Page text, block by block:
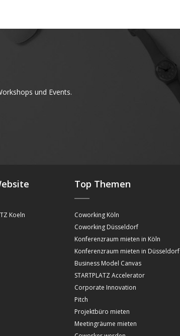
und Events.
Koeln
Top Themen
Coworking Köln
Coworking Düsseldorf
Konferenzraum mieten in Köln
Konferenzraum mieten in Düsseldorf
Business Model Canvas
STARTPLATZ Accelerator
Corporate Innovation
Pitch
Projektbüro mieten
Meetingräume mieten